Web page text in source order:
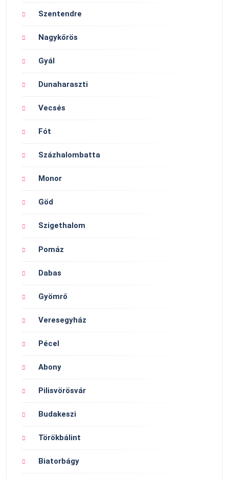
Szentendre
Nagykőrös
Gyál
Dunaharaszti
Vecsés
Fót
Százhalombatta
Monor
Göd
Szigethalom
Pomáz
Dabas
Gyömrő
Veresegyház
Pécel
Abony
Pilisvörösvár
Budakeszi
Törökbálint
Biatorbágy